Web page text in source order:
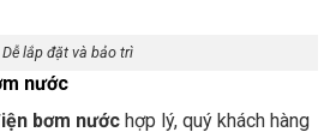
Dễ lắp đặt và bảo trì
nước
bơm nước hợp lý, quý khách hàng